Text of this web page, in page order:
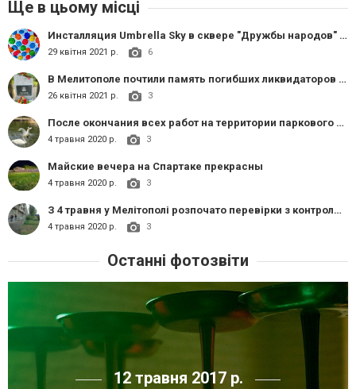
Ще в цьому місці
Инсталляция Umbrella Sky в сквере "Дружбы народов" обновилась свежими зонтиками.
29 квітня 2021 р. 6
В Мелитополе почтили память погибших ликвидаторов аварии на ЧАЭС
26 квітня 2021 р. 3
После окончания всех работ на территории паркового водоема
4 травня 2020 р. 3
Майские вечера на Спартаке прекрасны
4 травня 2020 р. 3
З 4 травня у Мелітополі розпочато перевірки з контролю за покосом карантинних рослин та бур'янів на прилеглих територіях.
4 травня 2020 р. 3
Останні фотозвіти
12 травня 2017 р.